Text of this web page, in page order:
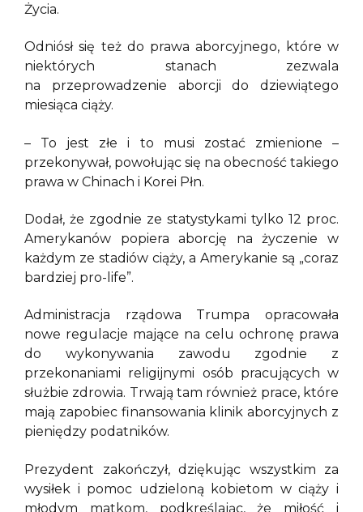
Życia.
Odniósł się też do prawa aborcyjnego, które w
niektórych stanach zezwala
na przeprowadzenie aborcji do dziewiątego
miesiąca ciąży.
– To jest złe i to musi zostać zmienione –
przekonywał, powołując się na obecność takiego
prawa w Chinach i Korei Płn.
Dodał, że zgodnie ze statystykami tylko 12 proc.
Amerykanów popiera aborcję na życzenie w
każdym ze stadiów ciąży, a Amerykanie są „coraz
bardziej pro-life”.
Administracja rządowa Trumpa opracowała
nowe regulacje mające na celu ochronę prawa
do wykonywania zawodu zgodnie z
przekonaniami religijnymi osób pracujących w
służbie zdrowia. Trwają tam również prace, które
mają zapobiec finansowania klinik aborcyjnych z
pieniędzy podatników.
Prezydent zakończył, dziękując wszystkim za
wysiłek i pomoc udzieloną kobietom w ciąży i
młodym matkom, podkreślając, że miłość i